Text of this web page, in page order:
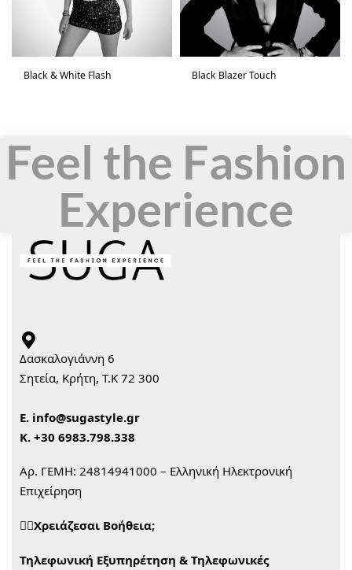
Black & White Flash Black Blazer Touch
Feel the Fashion
Experience
Δασκαλογιάννη 6
Σητεία, Κρήτη, Τ.Κ 72 300
Ε. info@sugastyle.gr
Κ. +30 6983.798.338
Αρ. ΓΕΜΗ: 24814941000 – Ελληνική Ηλεκτρονική
Επιχείρηση
🙋‍♀️Χρειάζεσαι Βοήθεια;
Τηλεφωνική Εξυπηρέτηση & Τηλεφωνικές